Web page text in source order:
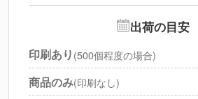
※
出荷の目安
印刷あり (500個程度の場合)
商品のみ(印刷なし)